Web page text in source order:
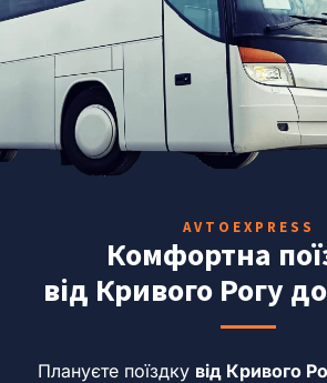
AVTOEXPRESS
Комфортна
від Кривого Рогу
Плануєте поїздку від Кривого